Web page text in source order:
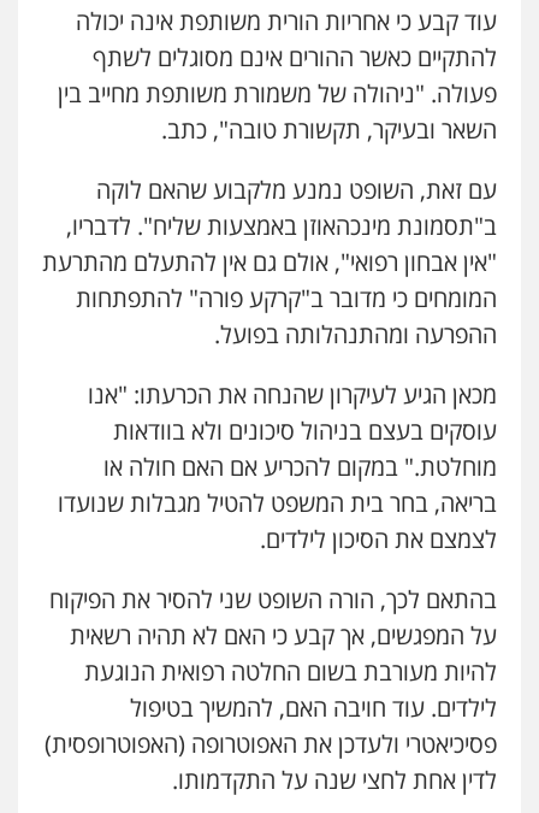
0523379525
עו"ד יוסי חמצני
כלכלי צווארון לבן פשיעה כלכלית
מס הלבנת הון
גיל דביר – משרד עורכי דין
פלילי פשיעה כלכלית צווארון לבן
0506217771
פלילי עורכי דין לענייני אסירים פשיעה
חמורה מעצרים וחקירות
0507587013
עו"ד אור בן שאנן
פלילי מעצרים וחקירות
סלימאן אבו שעירה – משרד עורכי דין
פלילי בטחוני צבאי נזיקין
0547780927
עו"ד יניב זוסמן
עוד קבע כי אחריות הורית משותפת אינה יכולה
להתקיים כאשר ההורים אינם מסוגלים לשתף
פעולה. "ניהולה של משמורת משותפת מחייב בין
השאר ובעיקר, תקשורת טובה", כתב.
עם זאת, השופט נמנע מלקבוע שהאם לוקה
ב"תסמונת מינכהאוזן באמצעות שליח". לדבריו,
"אין אבחון רפואי", אולם גם אין להתעלם מהתרעת
המומחים כי מדובר ב"קרקע פורה" להתפתחות
ההפרעה ומהתנהלותה בפועל.
מכאן הגיע לעיקרון שהנחה את הכרעתו: "אנו
עוסקים בעצם בניהול סיכונים ולא בוודאות
מוחלטת." במקום להכריע אם האם חולה או
בריאה, בחר בית המשפט להטיל מגבלות שנועדו
לצמצם את הסיכון לילדים.
בהתאם לכך, הורה השופט שני להסיר את הפיקוח
על המפגשים, אך קבע כי האם לא תהיה רשאית
להיות מעורבת בשום החלטה רפואית הנוגעת
לילדים. עוד חויבה האם, להמשיך בטיפול
פסיכיאטרי ולעדכן את האפוטרופה (האפוטרופסית)
לדין אחת לחצי שנה על התקדמותו.
עו"ד זקי אלעברה
פלילי פשיעה חמורה עורכי דין לענייני אסירים
0559600005